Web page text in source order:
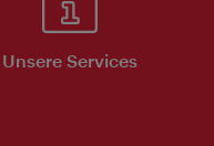
Unsere Services